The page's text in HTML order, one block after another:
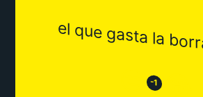
el que gasta la
😒 -1 😂